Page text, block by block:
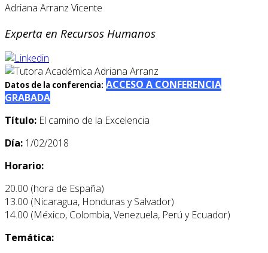
Adriana Arranz Vicente
Experta en Recursos Humanos
Datos de la conferencia: ACCESO A CONFERENCIA
GRABADA
Título: El camino de la Excelencia
Día: 1/02/2018
Horario:
20.00 (hora de España)
13.00 (Nicaragua, Honduras y Salvador)
14.00 (México, Colombia, Venezuela, Perú y Ecuador)
Temática: